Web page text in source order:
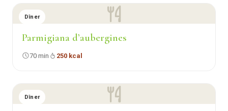
Dîner
Parmigiana d’aubergines
70 min 250 kcal
Dîner